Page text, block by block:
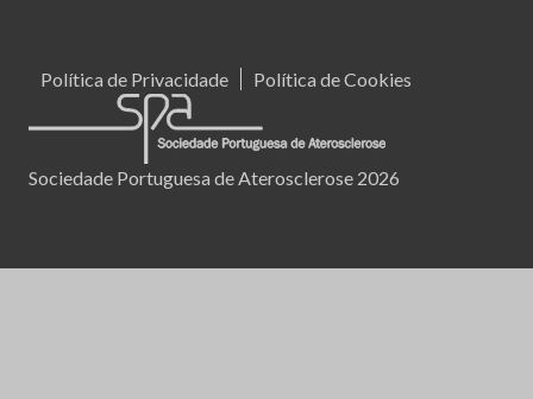
Política de Privacidade Política de Cookies
Sociedade Portuguesa de Aterosclerose 2026